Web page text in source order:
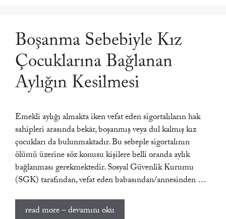
Boşanma Sebebiyle Kız
Çocuklarına Bağlanan
Aylığın Kesilmesi
Emekli aylığı almakta iken vefat eden sigortalıların hak
sahipleri arasında bekâr, boşanmış veya dul kalmış kız
çocukları da bulunmaktadır. Bu sebeple sigortalının
ölümü üzerine söz konusu kişilere belli oranda aylık
bağlanması gerekmektedir. Sosyal Güvenlik Kurumu
(SGK) tarafından, vefat eden babasından/annesinden …
read more – devamını oku